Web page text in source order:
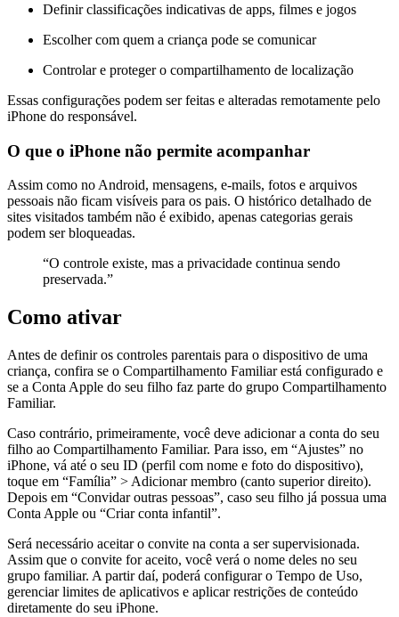
Definir classificações indicativas de apps, filmes e jogos
Escolher com quem a criança pode se comunicar
Controlar e proteger o compartilhamento de localização
Essas configurações podem ser feitas e alteradas remotamente pelo
iPhone do responsável.
O que o iPhone não permite acompanhar
Assim como no Android, mensagens, e-mails, fotos e arquivos
pessoais não ficam visíveis para os pais. O histórico detalhado de
sites visitados também não é exibido, apenas categorias gerais
podem ser bloqueadas.
“O controle existe, mas a privacidade continua sendo
preservada.”
Como ativar
Antes de definir os controles parentais para o dispositivo de uma
criança, confira se o Compartilhamento Familiar está configurado e
se a Conta Apple do seu filho faz parte do grupo Compartilhamento
Familiar.
Caso contrário, primeiramente, você deve adicionar a conta do seu
filho ao Compartilhamento Familiar. Para isso, em “Ajustes” no
iPhone, vá até o seu ID (perfil com nome e foto do dispositivo),
toque em “Família” > Adicionar membro (canto superior direito).
Depois em “Convidar outras pessoas”, caso seu filho já possua uma
Conta Apple ou “Criar conta infantil”.
Será necessário aceitar o convite na conta a ser supervisionada.
Assim que o convite for aceito, você verá o nome deles no seu
grupo familiar. A partir daí, poderá configurar o Tempo de Uso,
gerenciar limites de aplicativos e aplicar restrições de conteúdo
diretamente do seu iPhone.